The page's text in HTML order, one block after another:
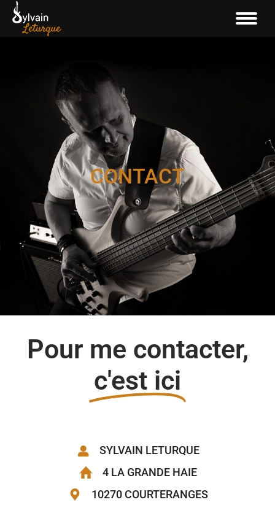
CONTACT
Pour me contacter,
c'est ici
SYLVAIN LETURQUE
4 LA GRANDE HAIE
10270 COURTERANGES